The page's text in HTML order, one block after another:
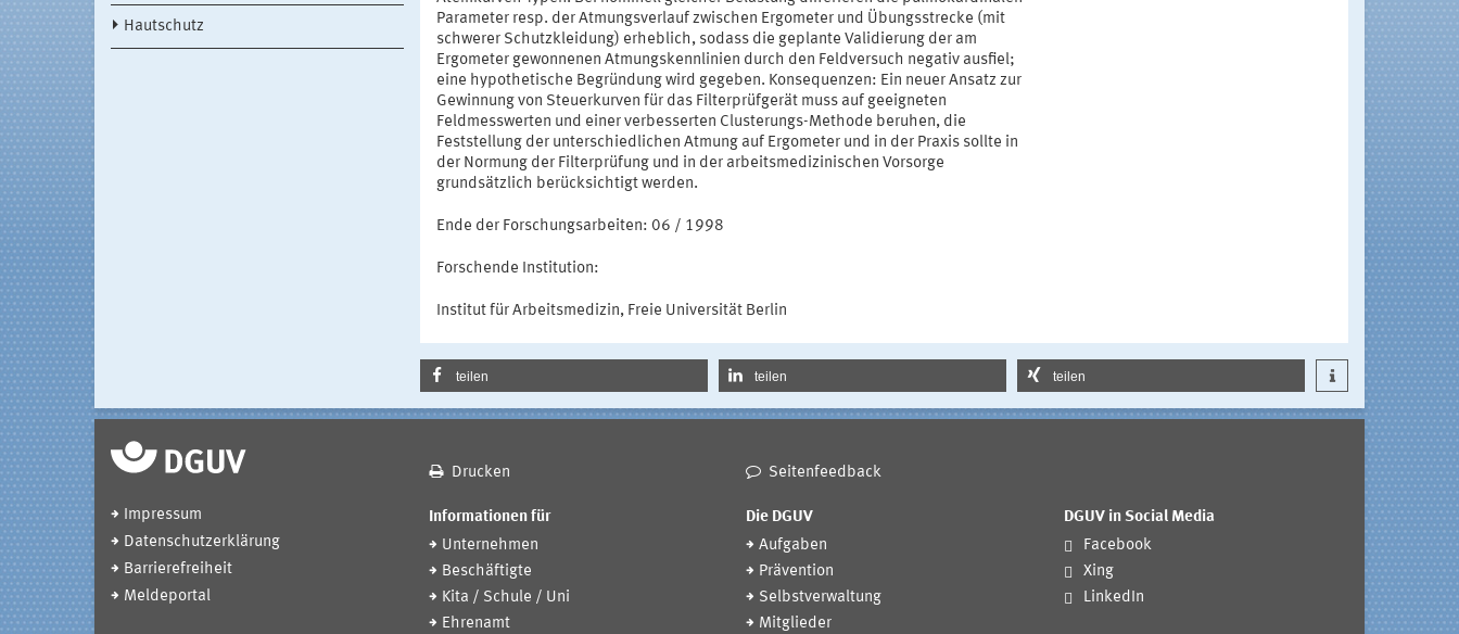
Hautschutz
Parameter resp. der Atmungsverlauf zwischen Ergometer und Übungsstrecke (mit
schwerer Schutzkleidung) erheblich, sodass die geplante Validierung der am
Ergometer gewonnenen Atmungskennlinien durch den Feldversuch negativ ausfiel;
eine hypothetische Begründung wird gegeben. Konsequenzen: Ein neuer Ansatz zur
Gewinnung von Steuerkurven für das Filterprüfgerät muss auf geeigneten
Feldmesswerten und einer verbesserten Clusterungs-Methode beruhen, die
Feststellung der unterschiedlichen Atmung auf Ergometer und in der Praxis sollte in
der Normung der Filterprüfung und in der arbeitsmedizinischen Vorsorge
grundsätzlich berücksichtigt werden.
Ende der Forschungsarbeiten: 06 / 1998
Forschende Institution:
Institut für Arbeitsmedizin, Freie Universität Berlin
teilen teilen teilen
Drucken Seitenfeedback
Impressum
Datenschutzerklärung
Barrierefreiheit
Meldeportal
Informationen für
Unternehmen
Beschäftigte
Kita / Schule / Uni
Ehrenamt
Die DGUV
Aufgaben
Prävention
Selbstverwaltung
Mitglieder
DGUV in Social Media
Facebook
Xing
LinkedIn